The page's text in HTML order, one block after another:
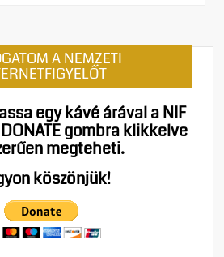
A NEMZETI
egy kávé árával a NIF
gombra klikkelve
megteheti.
köszönjük!